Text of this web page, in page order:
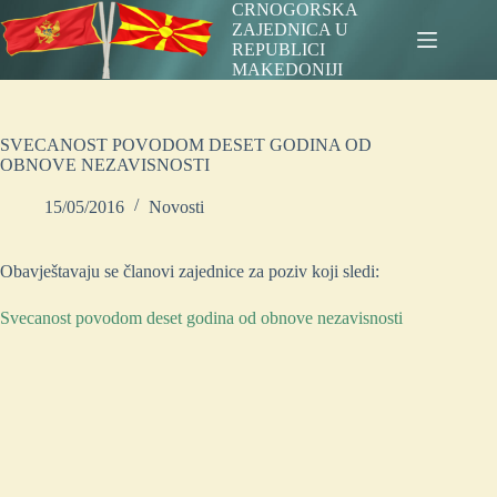
to
content
CRNOGORSKA
ZAJEDNICA U
REPUBLICI
MAKEDONIJI
SVECANOST POVODOM DESET GODINA OD
OBNOVE NEZAVISNOSTI
15/05/2016 Novosti
Obavještavaju se članovi zajednice za poziv koji sledi:
Svecanost povodom deset godina od obnove nezavisnosti